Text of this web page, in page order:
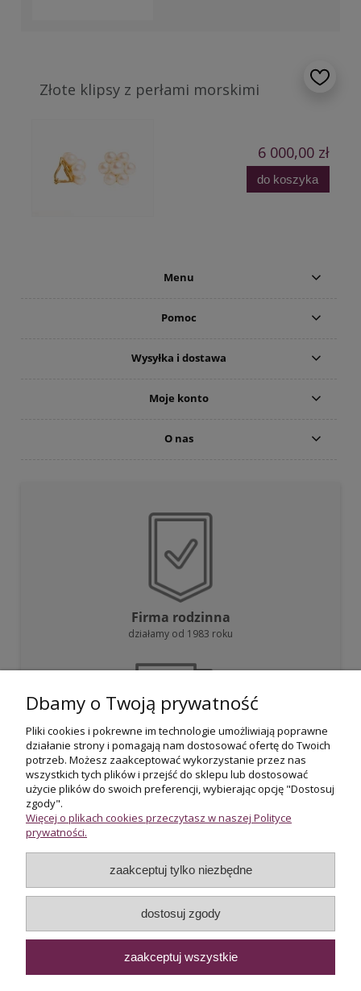
Złote klipsy z perłami morskimi
6 000,00 zł
do koszyka
Menu
Pomoc
Wysyłka i dostawa
Moje konto
O nas
Firma rodzinna
działamy od 1983 roku
Darmowa dostawa
przy zakupie powyżej 800 zł
Certyfikowani rzeczoznawcy
wycena i potwierdzenie jakości biżuterii
Internetowy sklep jubilerski Złoto-Orla | ul. Orla 13, 00-144
Warszawa |sklep@zloto-orla.pl|+48 22 620 67 66|WhatsApp|
Dbamy o Twoją prywatność
Pliki cookies i pokrewne im technologie umożliwiają poprawne
działanie strony i pomagają nam dostosować ofertę do Twoich
potrzeb. Możesz zaakceptować wykorzystanie przez nas
wszystkich tych plików i przejść do sklepu lub dostosować
użycie plików do swoich preferencji, wybierając opcję "Dostosuj
zgody".
Więcej o plikach cookies przeczytasz w naszej Polityce
prywatności.
zaakceptuj tylko niezbędne
dostosuj zgody
zaakceptuj wszystkie